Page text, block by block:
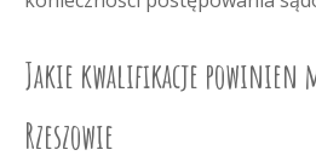
Jakie kwalifikacje powinien
Rzeszowie